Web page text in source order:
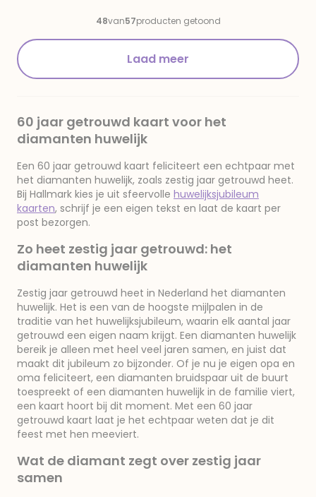
48van57producten getoond
Laad meer
60 jaar getrouwd kaart voor het
diamanten huwelijk
Een 60 jaar getrouwd kaart feliciteert een echtpaar met
het diamanten huwelijk, zoals zestig jaar getrouwd heet.
Bij Hallmark kies je uit sfeervolle huwelijksjubileum
kaarten, schrijf je een eigen tekst en laat de kaart per
post bezorgen.
Zo heet zestig jaar getrouwd: het
diamanten huwelijk
Zestig jaar getrouwd heet in Nederland het diamanten
huwelijk. Het is een van de hoogste mijlpalen in de
traditie van het huwelijksjubileum, waarin elk aantal jaar
getrouwd een eigen naam krijgt. Een diamanten huwelijk
bereik je alleen met heel veel jaren samen, en juist dat
maakt dit jubileum zo bijzonder. Of je nu je eigen opa en
oma feliciteert, een diamanten bruidspaar uit de buurt
toespreekt of een diamanten huwelijk in de familie viert,
een kaart hoort bij dit moment. Met een 60 jaar
getrouwd kaart laat je het echtpaar weten dat je dit
feest met hen meeviert.
Wat de diamant zegt over zestig jaar
samen